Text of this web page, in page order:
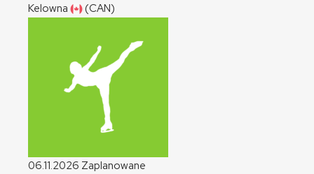
Kelowna
(CAN)
06.11.2026 Zaplanowane